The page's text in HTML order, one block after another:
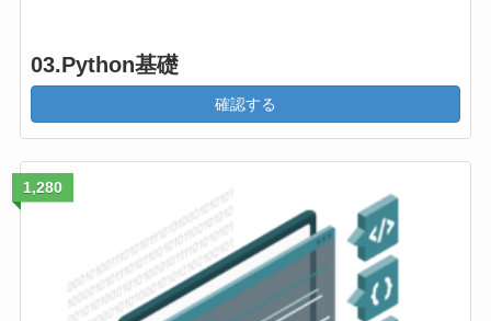
03.Python基礎
確認する
1,280